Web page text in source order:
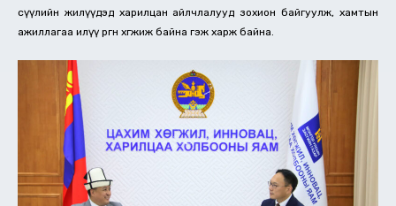
сүүлийн жилүүдэд харилцан айлчлалууд зохион байгуулж, хамтын
ажиллагаа илүү өргөн хөгжиж байна гэж харж байна.